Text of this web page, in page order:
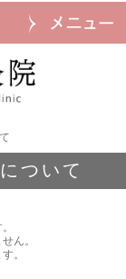
ついて
ん。
。